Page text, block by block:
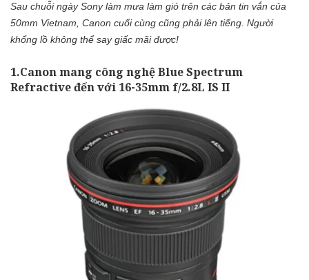
Sau chuỗi ngày Sony làm mưa làm gió trên các bản tin vắn của
50mm Vietnam, Canon cuối cùng cũng phải lên tiếng. Người
khổng lồ không thể say giấc mãi được!
1.Canon mang công nghệ Blue Spectrum
Refractive đến với 16-35mm f/2.8L IS II